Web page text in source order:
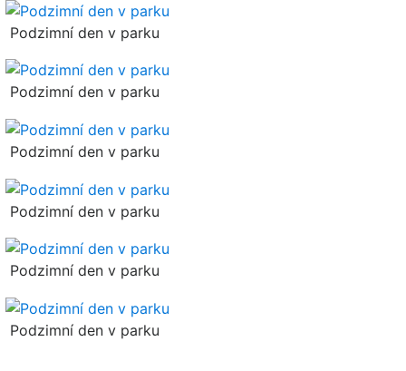
Podzimní den v parku
Podzimní den v parku
Podzimní den v parku
Podzimní den v parku
Podzimní den v parku
Podzimní den v parku